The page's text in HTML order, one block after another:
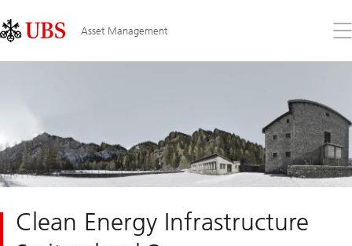
Links
Area
Asset Management
Sie
Clean Energy Infrastructure